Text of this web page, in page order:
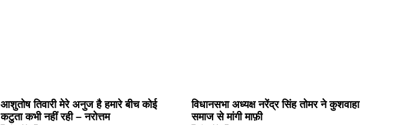
आशुतोष तिवारी मेरे अनुज है हमारे बीच कोई
कटुता कभी नहीं रही – नरोत्तम
विधानसभा अध्यक्ष नरेंद्र सिंह तोमर ने कुशवाहा
समाज से मांगी माफ़ी